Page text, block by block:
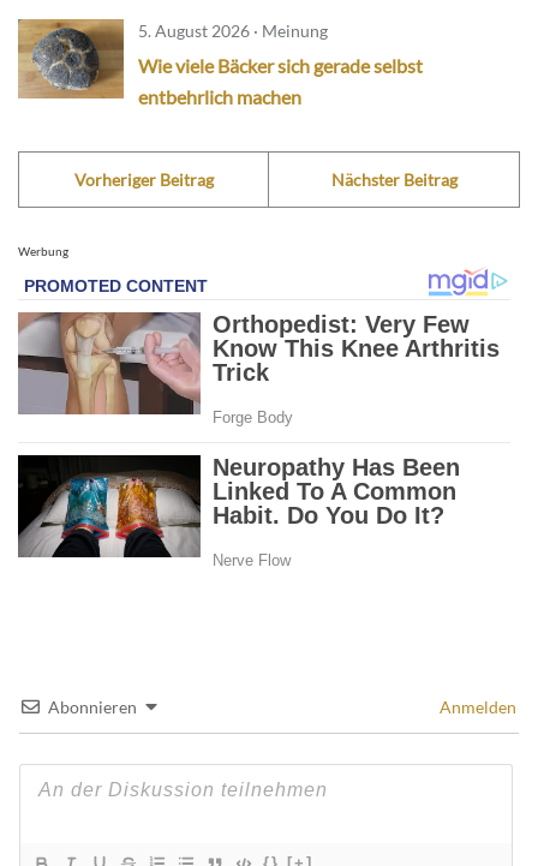
5. August 2026 · Meinung
Wie viele Bäcker sich gerade selbst
entbehrlich machen
Vorheriger Beitrag Nächster Beitrag
Werbung
Abonnieren Anmelden